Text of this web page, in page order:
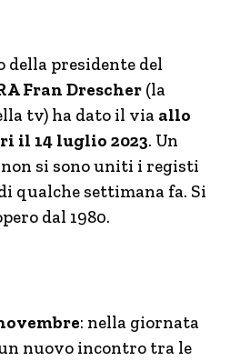
della presidente del
Fran Drescher (la
tv) ha dato il via allo
il 14 luglio 2023. Un
si sono uniti i registi
qualche settimana fa. Si
dal 1980.
: nella giornata
nuovo incontro tra le